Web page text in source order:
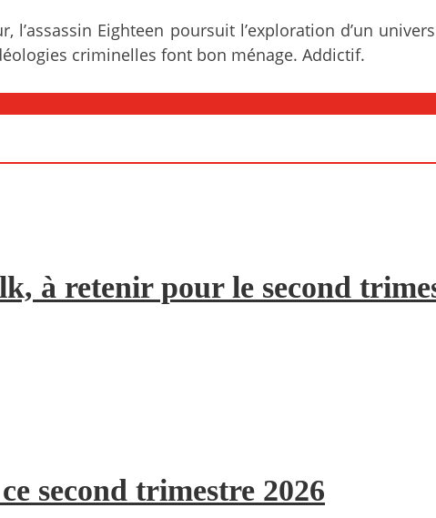
l’assassin Eighteen poursuit l’exploration d’un
criminelles font bon ménage. Addictif.
à retenir pour le second
second trimestre 2026